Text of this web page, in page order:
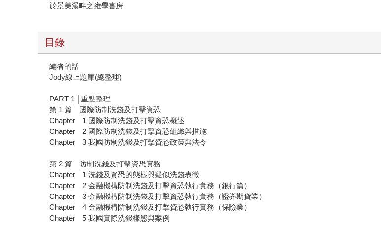
於景美溪畔之雍學書房
目錄
編者的話
Jody線上題庫(總整理)
PART 1 │重點整理
第 1 篇 國際防制洗錢及打擊資恐
Chapter 1 國際防制洗錢及打擊資恐概述
Chapter 2 國際防制洗錢及打擊資恐組織與措施
Chapter 3 我國防制洗錢及打擊資恐政策與法令
第 2 篇 防制洗錢及打擊資恐實務
Chapter 1 洗錢及資恐的態樣與疑似洗錢表徵
Chapter 2 金融機構防制洗錢及打擊資恐執行實務（銀行篇）
Chapter 3 金融機構防制洗錢及打擊資恐執行實務（證券期貨業）
Chapter 4 金融機構防制洗錢及打擊資恐執行實務（保險業）
Chapter 5 我國實際洗錢樣態與案例